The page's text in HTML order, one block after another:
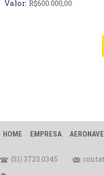
Valor: R$600.000,00
HOME EMPRESA
(51) 3723.0345